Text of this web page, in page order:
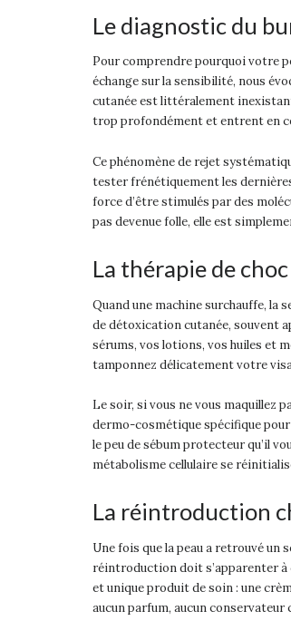
Le diagnostic du
Pour comprendre pourquoi votre
échange sur la sensibilité, nous
cutanée est littéralement
trop profondément et entrent en
Ce phénomène de rejet
tester frénétiquement les
force d’être stimulés par des
pas devenue folle, elle est
La thérapie de
Quand une machine surchauffe, la
de détoxication cutanée, souvent
sérums, vos lotions, vos huiles et
tamponnez délicatement votre
Le soir, si vous ne vous maquillez
dermo-cosmétique spécifique
le peu de sébum protecteur qu’il
métabolisme cellulaire se
La réintroduction
Une fois que la peau a retrouvé un
réintroduction doit s’apparenter à
et unique produit de soin : une
aucun parfum, aucun